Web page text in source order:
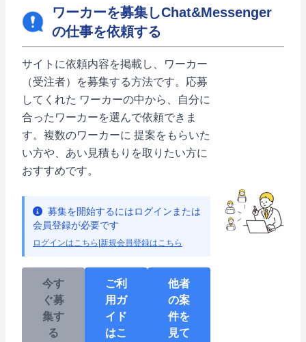
ワーカーを募集しChat&Messenger
の仕事を依頼する
サイトに依頼内容を掲載し、ワーカー
（受注者）を募集する方法です。応募
してくれた ワーカーの中から、自分に
合ったワーカーを選んで依頼できま
す。複数のワーカーに 提案をもらいた
い方や、あい見積もりを取りたい方に
おすすめです。
募集を開始するにはログインまたは
会員登録が必要です
ログインはこちら 新規会員登録はこちら
今す
ぐ募
集す
る
ご利
用ガ
イド
はこ
他者
の案
件を
見て